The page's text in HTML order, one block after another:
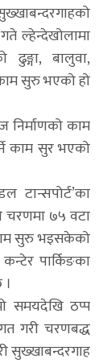
ल्हेन्देखोलामा
बालुवा,
सुरु भएको हो
निर्माणको काम
काम सुर भएको
टान्सपोर्ट’का
चरणमा ७५ वटा
सुरु भइसकेको
पार्किङका
समयदेखि ठप्प
गरी चरणबद्ध
सुख्खाबन्दरगाह